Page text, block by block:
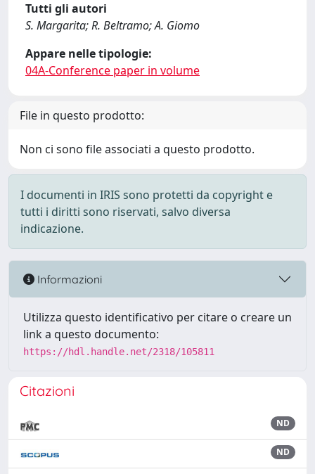
Tutti gli autori
S. Margarita; R. Beltramo; A. Giomo
Appare nelle tipologie:
04A-Conference paper in volume
File in questo prodotto:
Non ci sono file associati a questo prodotto.
I documenti in IRIS sono protetti da copyright e
tutti i diritti sono riservati, salvo diversa
indicazione.
Informazioni
Utilizza questo identificativo per citare o creare un
link a questo documento:
https://hdl.handle.net/2318/105811
Citazioni
ND
ND